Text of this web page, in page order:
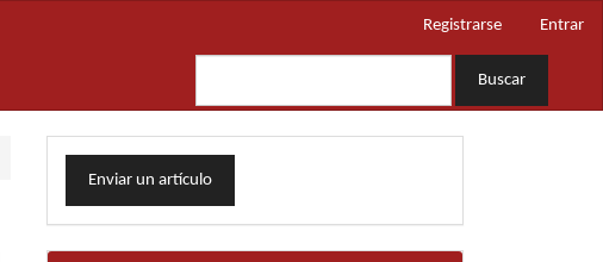
Registrarse Entrar
Buscar
Enviar
unEnviar un artículo